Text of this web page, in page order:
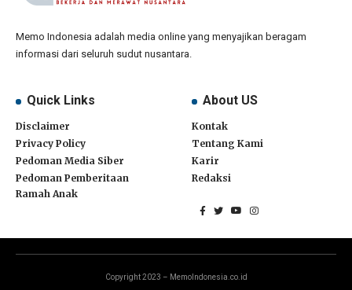
Memo Indonesia adalah media online yang menyajikan beragam
informasi dari seluruh sudut nusantara.
Quick Links
Disclaimer
Privacy Policy
Pedoman Media Siber
Pedoman Pemberitaan
Ramah Anak
About US
Kontak
Tentang Kami
Karir
Redaksi
Copyright 2023 – MemoIndonesia.co.id